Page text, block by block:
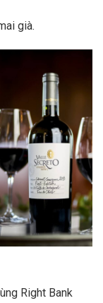
già.
Right Bank